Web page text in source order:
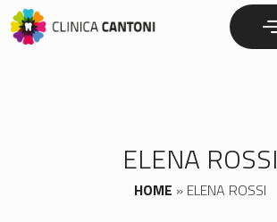
Skip
to
ELENA ROSSI
HOME » ELENA ROSSI